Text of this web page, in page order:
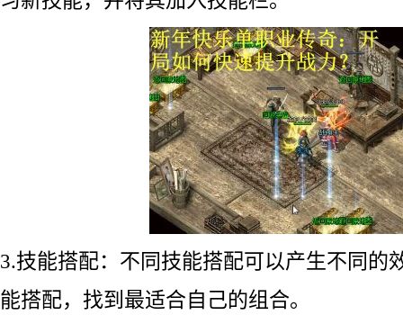
3.技能搭配：不同技能搭配可以产生不同的
能搭配，找到最适合自己的组合。